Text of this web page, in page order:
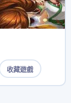
收藏遊戲